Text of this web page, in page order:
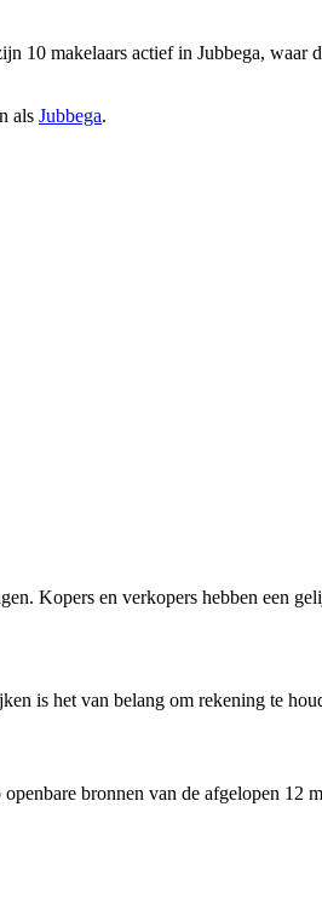
10 makelaars actief in Jubbega,
als Jubbega.
Kopers en verkopers hebben een
is het van belang om rekening te
bronnen van de afgelopen 12